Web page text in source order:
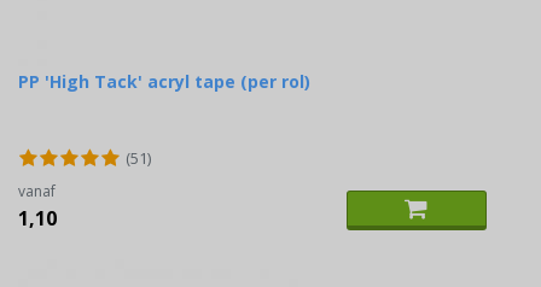
PP 'High Tack' acryl tape (per rol)
(51)
vanaf
1,10